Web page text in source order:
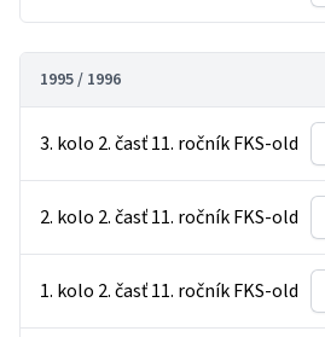
1995 / 1996
3. kolo 2. časť 11. ročník FKS-old
2. kolo 2. časť 11. ročník FKS-old
1. kolo 2. časť 11. ročník FKS-old